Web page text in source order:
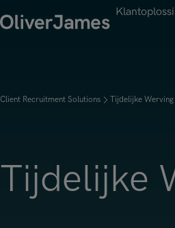
Open menu
Client Recruitment Solutions Tijdelijke Werving
Tijdelijke